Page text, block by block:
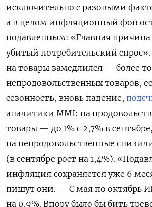
исключительно с разовыми
а в целом инфляционный фон
подавленным: «Главная
убитый потребительский спрос».
на товары замедлился — более
непродовольственных товаров,
сезонность, вновь падение,
аналитики MMI: на
товары — до 1% с 2,7% в сентябре,
на непродовольственные
(в сентябре рост на 1,4%).
инфляция сохраняется уже 6
пишут они. — С мая по октябрь
на 0,9%. Впору было бы бить